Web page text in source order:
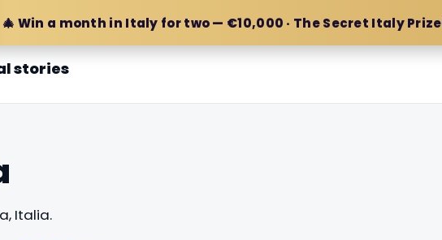
🎄 Win a month in Italy for two — €10,000 · The Secret Italy Prize
stories
Italia.